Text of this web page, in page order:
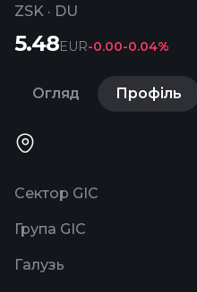
ZSK · DU
5.48EUR-0.00-0.04%
Огляд Профіль
Сектор GIC
Група GIC
Галузь